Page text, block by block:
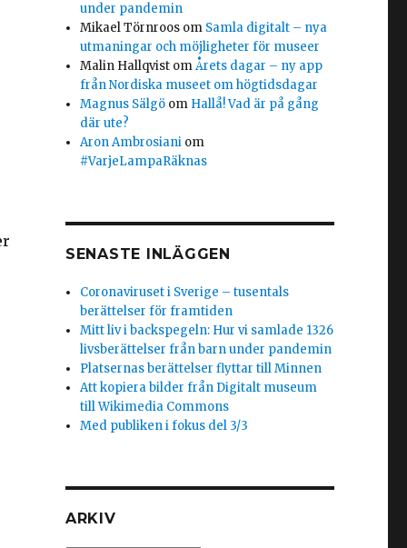
under pandemin
Mikael Törnroos om Samla digitalt – nya
utmaningar och möjligheter för museer
Malin Hallqvist omÅrets dagar – ny app
från Nordiska museet om högtidsdagar
Magnus Sälgö om Hallå! Vad är på gång
där ute?
Aron Ambrosiani om
#VarjeLampaRäknas
SENASTE INLÄGGEN
Coronaviruset i Sverige – tusentals
berättelser för framtiden
Mitt liv i backspegeln: Hur vi samlade 1326
livsberättelser från barn under pandemin
Platsernas berättelser flyttar till Minnen
Att kopiera bilder från Digitalt museum
till Wikimedia Commons
Med publiken i fokus del 3/3
ARKIV